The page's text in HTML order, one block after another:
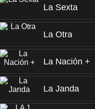
La Sexta
La Otra
La Nación +
La Janda